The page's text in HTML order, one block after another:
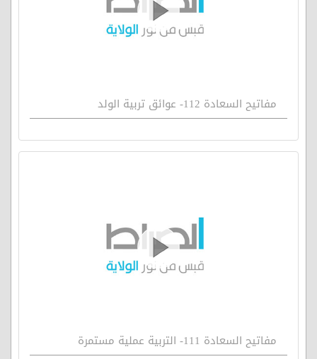
مفاتيح السعادة 112- عوائق تربية الولد
مفاتيح السعادة 111- التربية عملية مستمرة